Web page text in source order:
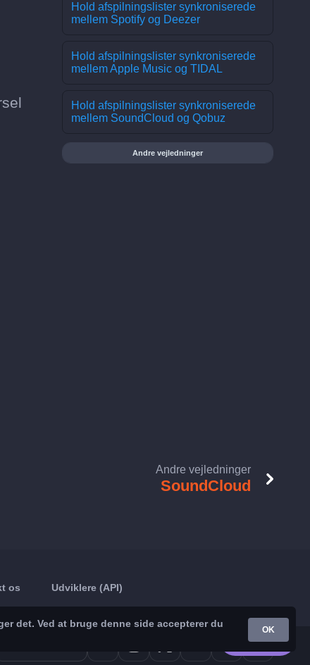
Hold afspilningslister synkroniserede
mellem Spotify og Deezer
Hold afspilningslister synkroniserede
mellem Apple Music og TIDAL
Hold afspilningslister synkroniserede
mellem SoundCloud og Qobuz
Andre vejledninger
Andre vejledninger
SoundCloud
os Udviklere (API)
det. Ved at bruge denne side accepterer du
OK